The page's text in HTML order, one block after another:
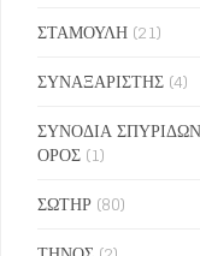
ΣΤΑΜΟΥΛΗ (21)
ΣΥΝΑΞΑΡΙΣΤΗΣ (4)
ΣΥΝΟΔΙΑ
ΟΡΟΣ (1)
ΣΩΤΗΡ (80)